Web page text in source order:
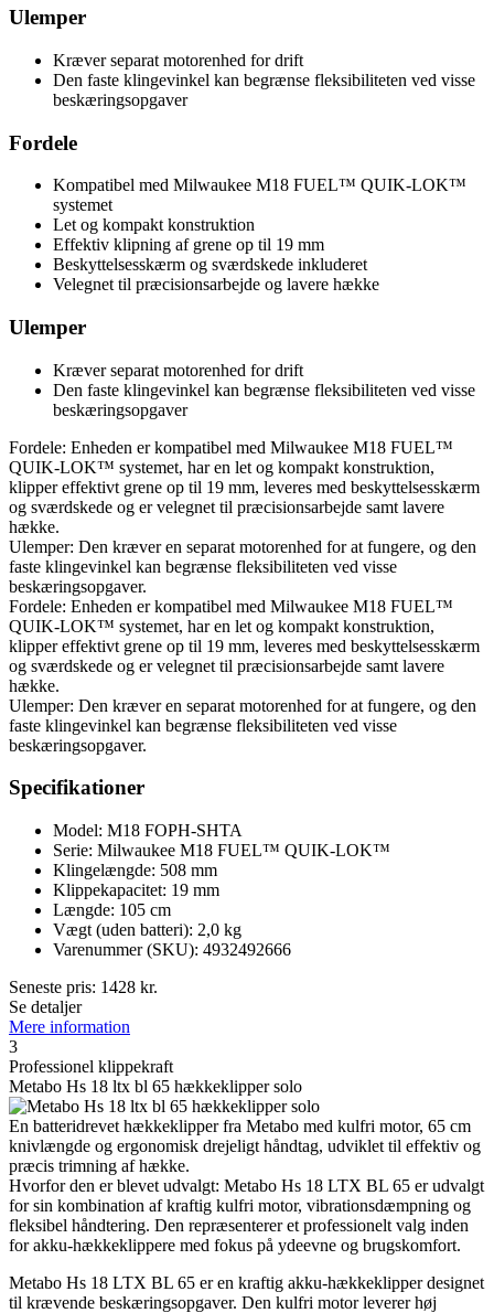
Ulemper
Kræver separat motorenhed for drift
Den faste klingevinkel kan begrænse fleksibiliteten ved visse
beskæringsopgaver
Fordele
Kompatibel med Milwaukee M18 FUEL™ QUIK-LOK™
systemet
Let og kompakt konstruktion
Effektiv klipning af grene op til 19 mm
Beskyttelsesskærm og sværdskede inkluderet
Velegnet til præcisionsarbejde og lavere hække
Ulemper
Kræver separat motorenhed for drift
Den faste klingevinkel kan begrænse fleksibiliteten ved visse
beskæringsopgaver
Fordele: Enheden er kompatibel med Milwaukee M18 FUEL™
QUIK-LOK™ systemet, har en let og kompakt konstruktion,
klipper effektivt grene op til 19 mm, leveres med beskyttelsesskærm
og sværdskede og er velegnet til præcisionsarbejde samt lavere
hække.
Ulemper: Den kræver en separat motorenhed for at fungere, og den
faste klingevinkel kan begrænse fleksibiliteten ved visse
beskæringsopgaver.
Fordele: Enheden er kompatibel med Milwaukee M18 FUEL™
QUIK-LOK™ systemet, har en let og kompakt konstruktion,
klipper effektivt grene op til 19 mm, leveres med beskyttelsesskærm
og sværdskede og er velegnet til præcisionsarbejde samt lavere
hække.
Ulemper: Den kræver en separat motorenhed for at fungere, og den
faste klingevinkel kan begrænse fleksibiliteten ved visse
beskæringsopgaver.
Specifikationer
Model: M18 FOPH-SHTA
Serie: Milwaukee M18 FUEL™ QUIK-LOK™
Klingelængde: 508 mm
Klippekapacitet: 19 mm
Længde: 105 cm
Vægt (uden batteri): 2,0 kg
Varenummer (SKU): 4932492666
Seneste pris: 1428 kr.
Se detaljer
Mere information
3
Professionel klippekraft
Metabo Hs 18 ltx bl 65 hækkeklipper solo
En batteridrevet hækkeklipper fra Metabo med kulfri motor, 65 cm
knivlængde og ergonomisk drejeligt håndtag, udviklet til effektiv og
præcis trimning af hække.
Hvorfor den er blevet udvalgt: Metabo Hs 18 LTX BL 65 er udvalgt
for sin kombination af kraftig kulfri motor, vibrationsdæmpning og
fleksibel håndtering. Den repræsenterer et professionelt valg inden
for akku-hækkeklippere med fokus på ydeevne og brugskomfort.
Metabo Hs 18 LTX BL 65 er en kraftig akku-hækkeklipper designet
til krævende beskæringsopgaver. Den kulfri motor leverer høj